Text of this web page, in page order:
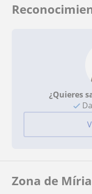
¿Quieres
Zona de